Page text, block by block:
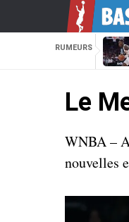
RUMEURS
Le
WNBA –
nouvelles